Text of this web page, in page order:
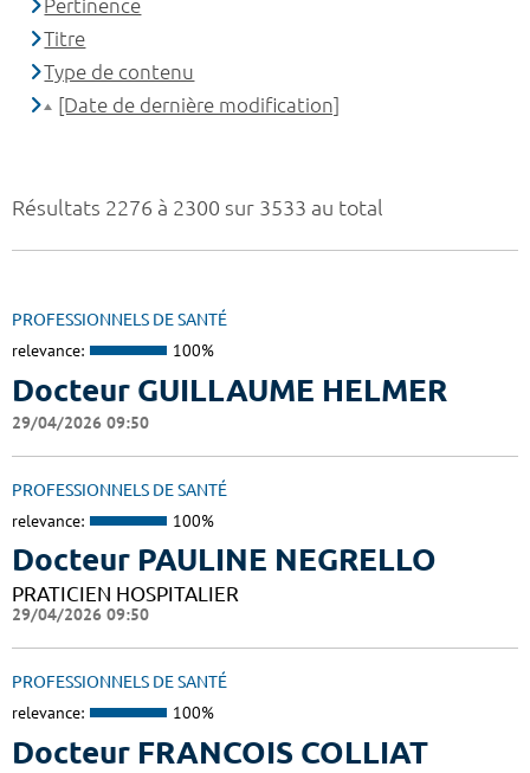
Résultats 2276 à 2300 sur 3533 au total
PROFESSIONNELS DE SANTÉ
relevance: 100%
Docteur GUILLAUME HELMER
29/04/2026 09:50
PROFESSIONNELS DE SANTÉ
relevance: 100%
Docteur PAULINE NEGRELLO
PRATICIEN HOSPITALIER
29/04/2026 09:50
PROFESSIONNELS DE SANTÉ
relevance: 100%
Docteur FRANCOIS COLLIAT
Pertinence
Titre
Type de contenu
[Date de dernière modification]